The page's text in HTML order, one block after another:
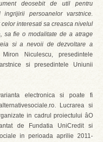
deosebit de util pentru
persoanelor varstnice.
interesati sa creasca nivelul
sa fie o modalitate de a atrage
si a nevoii de dezvoltare a
Niculescu, presedintele
si presedintele Uniunii
electronica si poate fi
Lucrarea si
in cadrul proiectului âO
de Fundatia UniCredit si
in perioada aprilie 2011-